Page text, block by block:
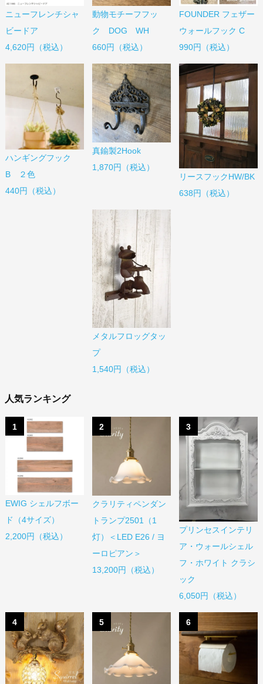
ニューフレンチシャ
ビードア
4,620円（税込）
動物モチーフフッ
ク DOG WH
660円（税込）
FOUNDER フェザー
ウォールフック C
990円（税込）
ハンギングフック
B ２色
440円（税込）
真鍮製2Hook
1,870円（税込）
リースフックHW/BK
638円（税込）
メタルフロッグタッ
プ
1,540円（税込）
人気ランキング
1
EWIG シェルフボー
ド（4サイズ）
2,200円（税込）
2
クラリティペンダン
トランプ2501（1
灯）＜LED E26 / ヨ
ーロピアン＞
13,200円（税込）
3
プリンセスインテリ
ア・ウォールシェル
フ・ホワイト クラシ
ック
6,050円（税込）
4 5 6